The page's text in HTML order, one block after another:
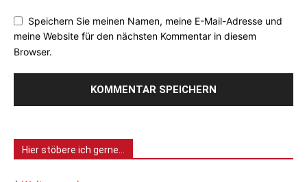
Speichern Sie meinen Namen, meine E-Mail-Adresse und
meine Website für den nächsten Kommentar in diesem
Browser.
Hier stöbere ich gerne…